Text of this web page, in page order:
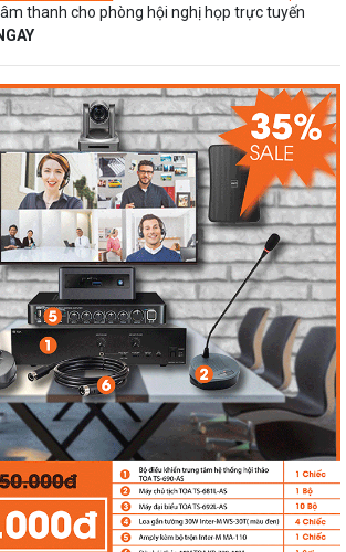
thanh cho phòng hội nghị họp trực tuyến